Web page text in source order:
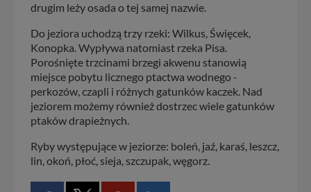
drugim leży osada o tej samej nazwie.
Do jeziora uchodzą trzy rzeki: Wilkus, Święcek,
Konopka. Wypływa natomiast rzeka Pisa.
Porośnięte trzcinami brzegi akwenu stanowią
miejsce pobytu licznego ptactwa wodnego -
perkozów, czapli i różnych gatunków kaczek. Nad
jeziorem możemy również dostrzec wiele gatunków
ptaków drapieżnych.
Ryby występujące w jeziorze: boleń, jaź, karaś, leszcz,
lin, okoń, płoć, sieja, szczupak, węgorz.